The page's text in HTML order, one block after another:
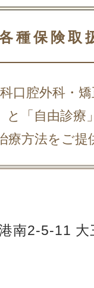
種保険取
口腔外科・
と「自由診
療方法をご
南2-5-11